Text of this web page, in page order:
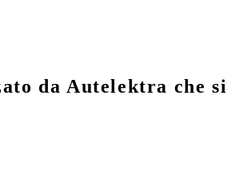
da Autelektra che si